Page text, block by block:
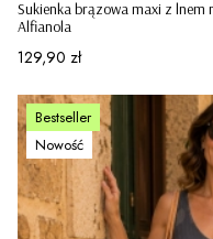
Sukienka brązowa maxi z
Alfianola
Cena
129,90 zł
Bestseller
Nowość